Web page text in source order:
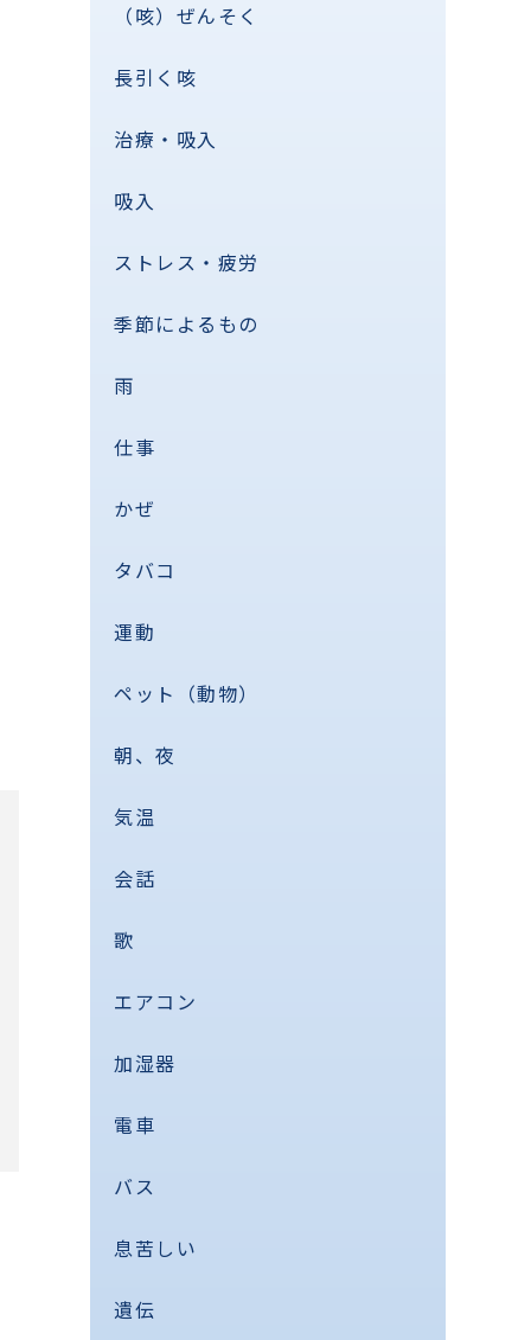
（咳）ぜんそく
長引く咳
治療・吸入
吸入
ストレス・疲労
季節によるもの
雨
仕事
かぜ
タバコ
運動
ペット（動物）
朝、夜
気温
会話
歌
エアコン
加湿器
電車
バス
息苦しい
遺伝